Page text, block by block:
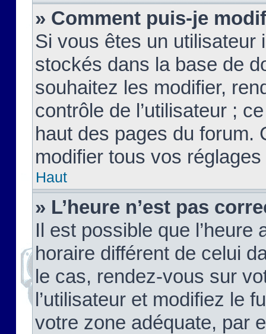
» Comment puis-je
Si vous êtes un
stockés dans la base de
souhaitez les modifier,
contrôle de l’utilisateur ;
haut des pages du forum.
modifier tous vos
Haut
» L’heure n’est pas
Il est possible que
horaire différent de celui
le cas, rendez-vous sur
l’utilisateur et modifiez le
votre zone adéquate, par